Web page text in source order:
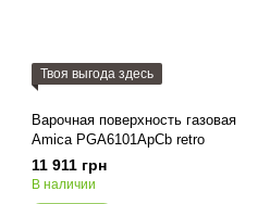
Твоя выгода здесь
Варочная поверхность газовая
Amica PGA6101ApCb retro
11 911 грн
В наличии